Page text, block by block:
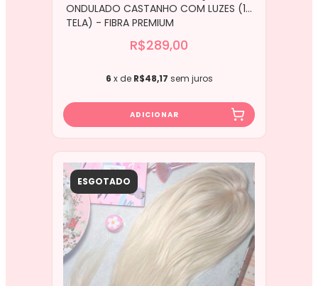
ONDULADO CASTANHO COM LUZES (1
TELA) - FIBRA PREMIUM
R$289,00
6 x de R$48,17 sem juros
ESGOTADO